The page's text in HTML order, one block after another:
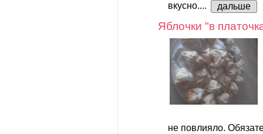
вкусно....
дальше
Яблочки "в
не повлияло.